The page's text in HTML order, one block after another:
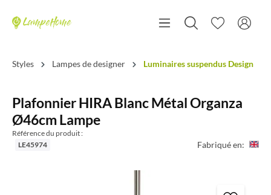
Styles Lampes de designer Luminaires suspendus Design
Plafonnier HIRA Blanc Métal Organza
Ø46cm Lampe
Référence du produit :
LE45974
Fabriqué en: